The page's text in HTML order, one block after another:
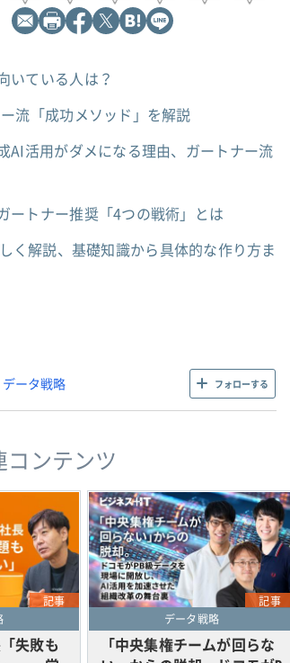
いている人は？
流「成功メソッド」を解説
活用がダメになる理由、ガートナー流
ートナー推奨「4つの戦術」とは
く解説、基礎知識から具体的な作り方ま
データ戦略 フォローする
ンテンツ
記事
失敗も
記事
データ戦略
「中央集権チームが回らな